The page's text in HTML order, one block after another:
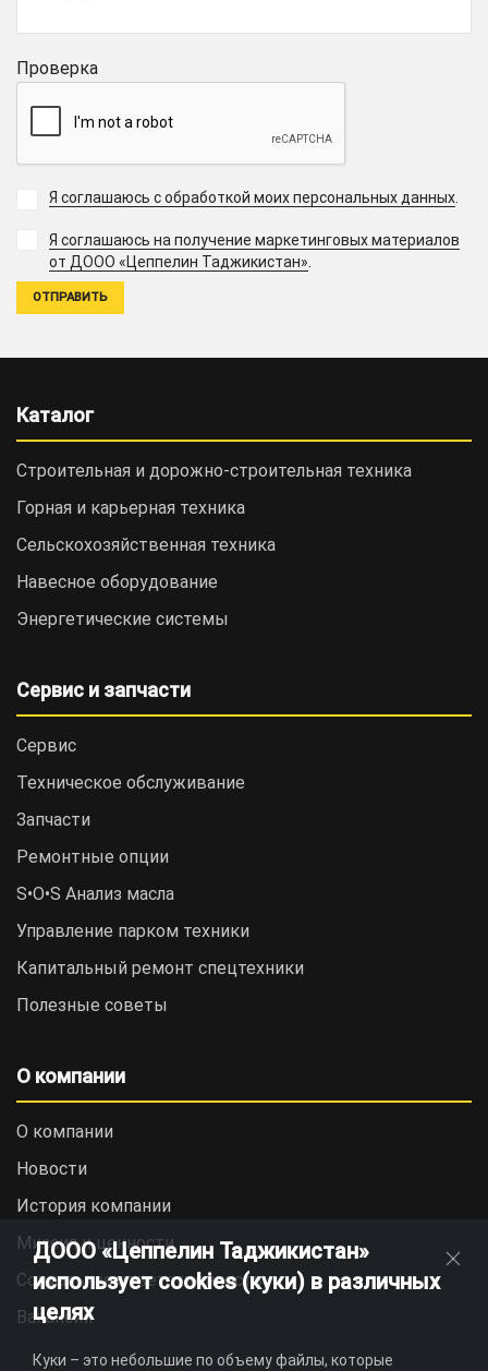
Проверка
Я соглашаюсь с обработкой моих персональных данных
Я соглашаюсь на получение маркетинговых материалов
от ДООО «Цеппелин Таджикистан».
Каталог
Строительная и дорожно-cтроительная техника
Горная и карьерная техника
Сельскохозяйственная техника
Навесное оборудование
Энергетические системы
Сервис и запчасти
Сервис
Техническое обслуживание
Запчасти
Ремонтные опции
S•O•S Анализ масла
Управление парком техники
Капитальный ремонт спецтехники
Полезные советы
О компании
О компании
Новости
История компании
Миссия и ценности
Социальная ответственность
Вакансии
ДООО «Цеппелин Таджикистан»
использует cookies (куки) в различных
целях
Куки – это небольшие по объему файлы, которые